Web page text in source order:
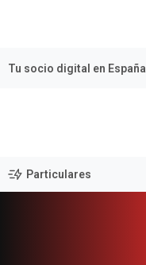
Tu socio digital en España
Particulares